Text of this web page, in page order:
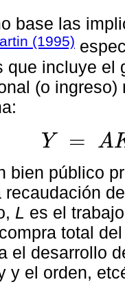
base las
(1995)
que incluye el
(o ingreso)
Y = A
Y = Kα(L 1-α
bien público
recaudación
L es el
total
el desarrollo
y el orden,